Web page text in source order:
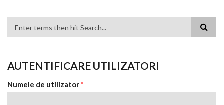
FORMULAR DE CĂUTARE
AUTENTIFICARE UTILIZATORI
Numele de utilizator*